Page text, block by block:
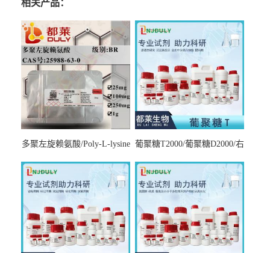
相关产品：
多聚左旋赖氨酸/Poly-L-lysine
7000，分子量7000-15000，分
子量2万～4万，分子量3～7
万，分子量7～15万，分子量
15～30万
葡聚糖T2000/葡聚糖D2000/右